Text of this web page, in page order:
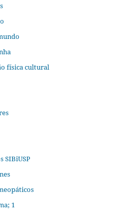
física cultural
SIBiUSP
1